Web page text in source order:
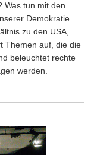
Was tun mit den
Demokratie
zu den USA,
Themen auf, die die
beleuchtet rechte
werden.